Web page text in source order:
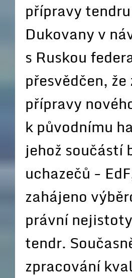
přípravy
Dukovany v
s Ruskou
přesvědčen,
přípravy
k původnímu
jehož součástí
uchazečů -
zahájeno
právní
tendr.
zpracování